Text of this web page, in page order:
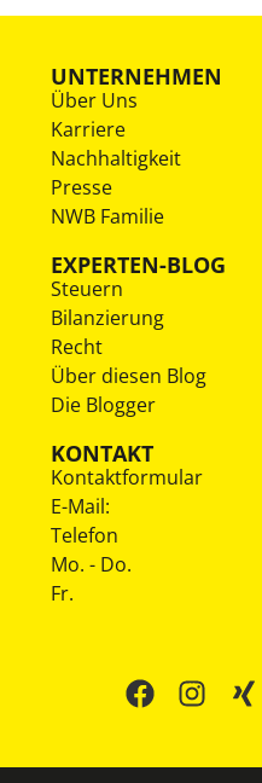
UNTERNEHMEN
Über Uns
Karriere
Nachhaltigkeit
Presse
NWB Familie
EXPERTEN-BLOG
Steuern
Bilanzierung
Recht
Über diesen Blog
Die Blogger
KONTAKT
Kontaktformular
E-Mail:
Telefon
Mo. - Do.
Fr.